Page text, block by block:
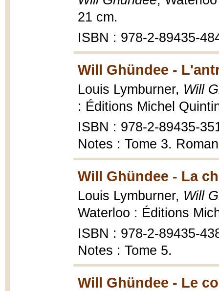
21 cm.
ISBN : 978-2-89435-
Will Ghündee -
Louis Lymburner, Will
: Éditions Michel
ISBN : 978-2-89435-
Notes : Tome 3.
Will Ghündee - La
Louis Lymburner, Will
Waterloo : Éditions
ISBN : 978-2-89435-
Notes : Tome 5.
Will Ghündee - Le